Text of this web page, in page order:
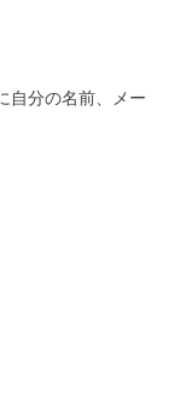
自分の名前、メー